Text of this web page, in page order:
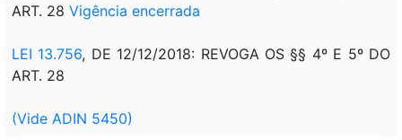
ART. 28 Vigência encerrada
LEI 13.756, DE 12/12/2018: REVOGA OS §§ 4º E 5º DO
ART. 28
(Vide ADIN 5450)